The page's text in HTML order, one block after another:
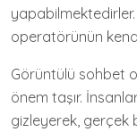
operatörünün
Görüntülü sohbet
önem taşır.
gizleyerek, gerçek